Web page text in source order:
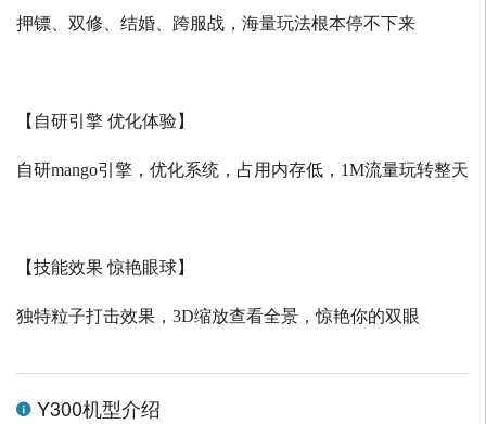
押镖、双修、结婚、跨服战，海量玩法根本停不下来
【自研引擎 优化体验】
自研mango引擎，优化系统，占用内存低， 1M流量玩转整天
【技能效果 惊艳眼球】
独特粒子打击效果， 3D缩放查看全景，惊艳你的双眼
Y300机型介绍